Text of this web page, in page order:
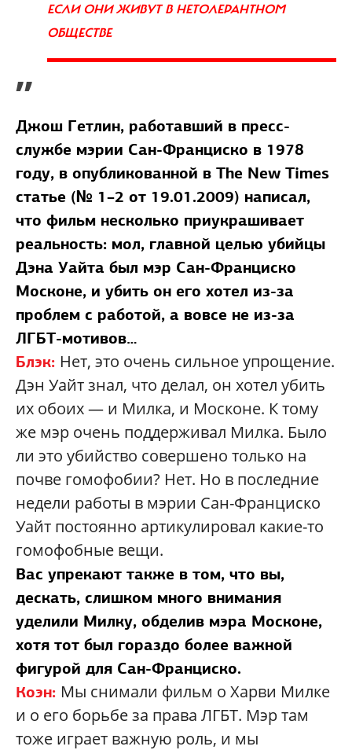
ЕСЛИ ОНИ ЖИВУТ В НЕТОЛЕРАНТНОМ
ОБЩЕСТВЕ
”
Джош Гетлин, работавший в пресс-
службе мэрии Сан-Франциско в 1978
году, в опубликованной в The New Times
статье (№ 1–2 от 19.01.2009) написал,
что фильм несколько приукрашивает
реальность: мол, главной целью убийцы
Дэна Уайта был мэр Сан-Франциско
Москоне, и убить он его хотел из-за
проблем с работой, а вовсе не из-за
ЛГБТ-мотивов…
Блэк: Нет, это очень сильное упрощение.
Дэн Уайт знал, что делал, он хотел убить
их обоих — и Милка, и Москоне. К тому
же мэр очень поддерживал Милка. Было
ли это убийство совершено только на
почве гомофобии? Нет. Но в последние
недели работы в мэрии Сан-Франциско
Уайт постоянно артикулировал какие-то
гомофобные вещи.
Вас упрекают также в том, что вы,
дескать, слишком много внимания
уделили Милку, обделив мэра Москоне,
хотя тот был гораздо более важной
фигурой для Сан-Франциско.
Коэн: Мы снимали фильм о Харви Милке
и о его борьбе за права ЛГБТ. Мэр там
тоже играет важную роль, и мы